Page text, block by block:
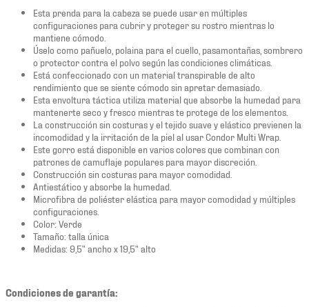
Esta prenda para la cabeza se puede usar en múltiples
configuraciones para cubrir y proteger su rostro mientras lo
mantiene cómodo.
Úselo como pañuelo, polaina para el cuello, pasamontañas, sombrero
o protector contra el polvo según las condiciones climáticas.
Está confeccionado con un material transpirable de alto
rendimiento que se siente cómodo sin apretar demasiado.
Esta envoltura táctica utiliza material que absorbe la humedad para
mantenerte seco y fresco mientras te protege de los elementos.
La construcción sin costuras y el tejido suave y elástico previenen la
incomodidad y la irritación de la piel al usar Condor Multi Wrap.
Este gorro está disponible en varios colores que combinan con
patrones de camuflaje populares para mayor discreción.
Construcción sin costuras para mayor comodidad.
Antiestático y absorbe la humedad.
Microfibra de poliéster elástica para mayor comodidad y múltiples
configuraciones.
Color: Verde
Tamaño: talla única
Medidas: 9,5" ancho x 19,5" alto
Condiciones de garantía: